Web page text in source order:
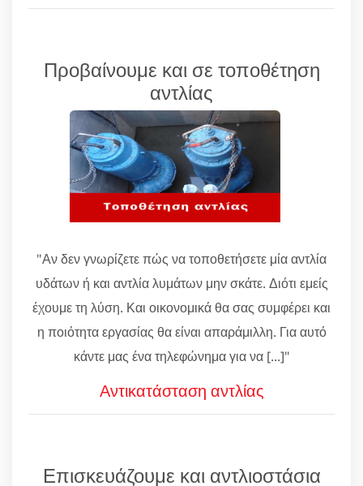
Προβαίνουμε και σε τοποθέτηση
αντλίας
"Αν δεν γνωρίζετε πώς να τοποθετήσετε μία αντλία
υδάτων ή και αντλία λυμάτων μην σκάτε. Διότι εμείς
έχουμε τη λύση. Και οικονομικά θα σας συμφέρει και
η ποιότητα εργασίας θα είναι απαράμιλλη. Για αυτό
κάντε μας ένα τηλεφώνημα για να [...]"
Αντικατάσταση αντλίας
Επισκευάζουμε και αντλιοστάσια